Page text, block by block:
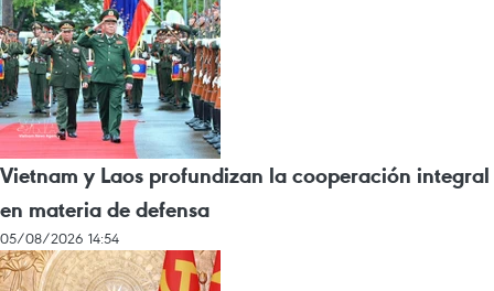
Vietnam y Laos profundizan la cooperación integral
en materia de defensa
05/08/2026 14:54